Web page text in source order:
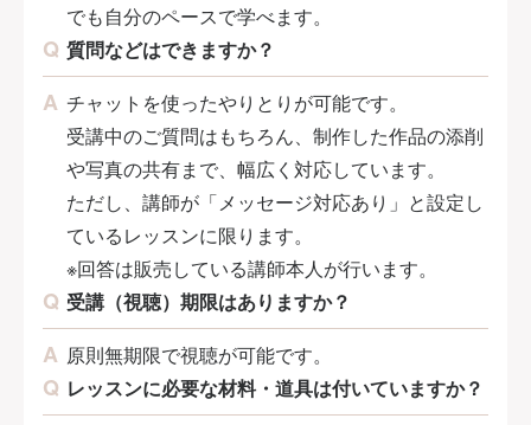
でも自分のペースで学べます。
質問などはできますか？
チャットを使ったやりとりが可能です。
受講中のご質問はもちろん、制作した作品の添削
や写真の共有まで、幅広く対応しています。
ただし、講師が「メッセージ対応あり」と設定し
ているレッスンに限ります。
※回答は販売している講師本人が行います。
受講（視聴）期限はありますか？
原則無期限で視聴が可能です。
レッスンに必要な材料・道具は付いていますか？